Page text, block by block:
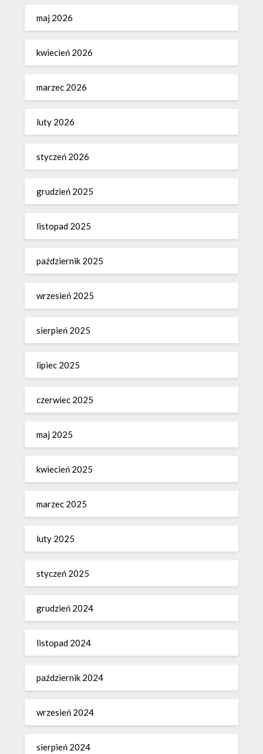
maj 2026
kwiecień 2026
marzec 2026
luty 2026
styczeń 2026
grudzień 2025
listopad 2025
październik 2025
wrzesień 2025
sierpień 2025
lipiec 2025
czerwiec 2025
maj 2025
kwiecień 2025
marzec 2025
luty 2025
styczeń 2025
grudzień 2024
listopad 2024
październik 2024
wrzesień 2024
sierpień 2024